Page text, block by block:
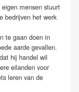
mensen stuurt
bedrijven het werk
te gaan doen in
aarde gevallen.
hij handel wil
eilanden voor
leren van de